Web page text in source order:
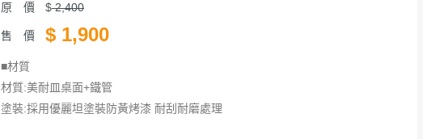
原 價 $2,400
售 價 $ 1,900
■材質
材質:美耐皿桌面+鐵管
塗裝:採用優麗坦塗裝防黃烤漆 耐刮耐磨處理